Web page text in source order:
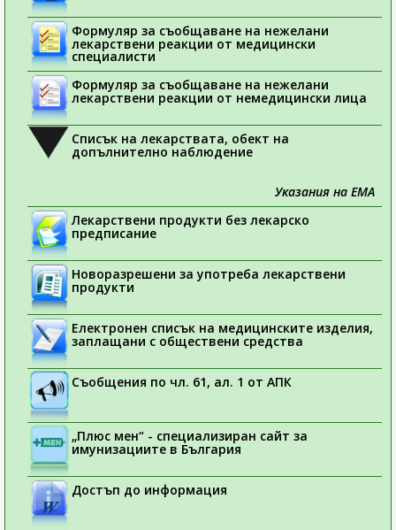
Формуляр за съобщаване на нежелани
лекарствени реакции от медицински
специалисти
Формуляр за съобщаване на нежелани
лекарствени реакции от немедицински лица
Списък на лекарствата, обект на
допълнително наблюдение
Указания на ЕМА
Лекарствени продукти без лекарско
предписание
Новоразрешени за употреба лекарствени
продукти
Електронен списък на медицинските изделия,
заплащани с обществени средства
Съобщения по чл. 61, ал. 1 от АПК
„Плюс мен“ - специализиран сайт за
имунизациите в България
Достъп до информация